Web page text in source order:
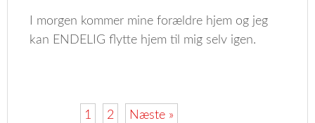
I morgen kommer mine forældre hjem og jeg
kan ENDELIG flytte hjem til mig selv igen.
1 2 Næste »